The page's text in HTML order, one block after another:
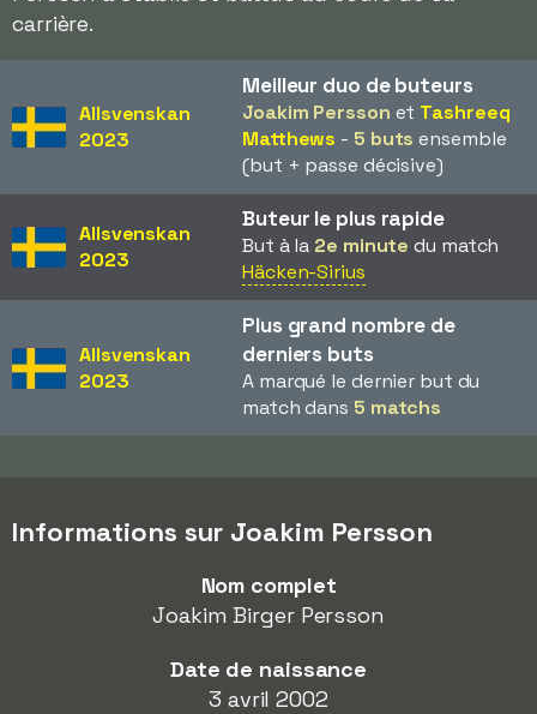
carrière.
Allsvenskan
2023
Meilleur duo de buteurs
Joakim Persson et Tashreeq
Matthews - 5 buts ensemble
(but + passe décisive)
Allsvenskan
2023
Buteur le plus rapide
But à la 2e minute du match
Häcken-Sirius
Allsvenskan
2023
Plus grand nombre de
derniers buts
A marqué le dernier but du
match dans 5 matchs
Informations sur Joakim Persson
Nom complet
Joakim Birger Persson
Date de naissance
3 avril 2002